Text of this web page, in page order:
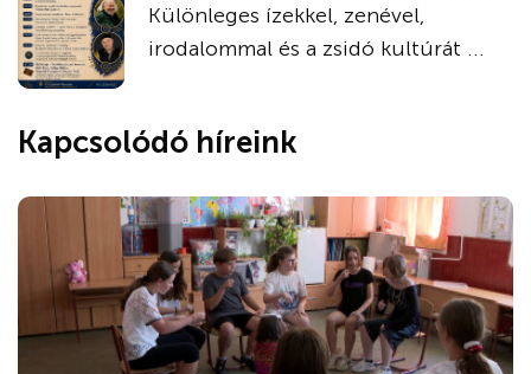
Különleges ízekkel, zenével,
irodalommal és a zsidó kultúrát ...
Kapcsolódó híreink